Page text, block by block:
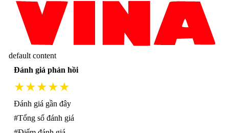
default content
Đánh giá phản hồi
★★★★★
Đánh giá gần đây
#Tổng số đánh giá